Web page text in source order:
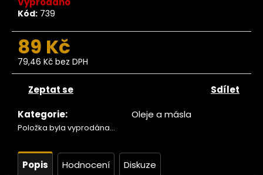
Kód: 739
89 Kč
79,46 Kč bez DPH
Měrná
Kategorie: Oleje a másla
Položka byla vyprodána…
Zeptat se Sdílet
Popis Hodnocení Diskuze
u
j
m
BIO
669